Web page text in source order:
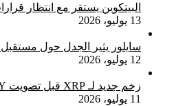
البيتكوين يستقر مع انتظار
13 يوليو، 2026
سايلور يثير الجدل حول مستقبل
12 يوليو، 2026
زخم جديد لـ XRP قبل تصويت CLARITY
11 يوليو، 2026